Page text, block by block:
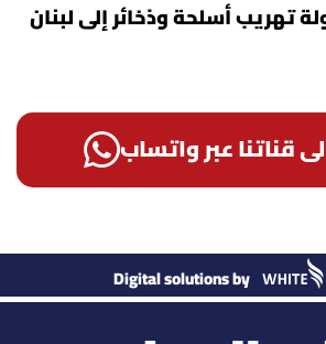
تهريب أسلحة وذخائر إلى لبنان
قناتنا عبر واتساب
Digital solutions by